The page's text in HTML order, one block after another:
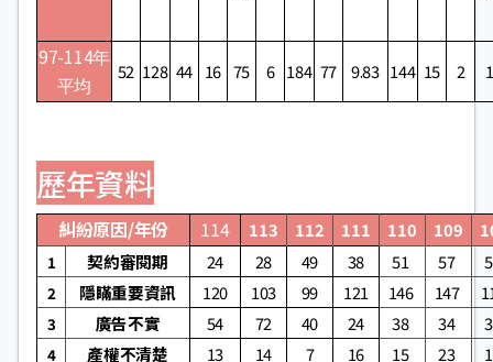
97-114年
平均
52 128 44 16 75 6 184 77 9.83 144 15 2 1
歷年資料
糾紛原因/年份 114 113 112 111 110 109
1 契約審閱期 24 28 49 38 51 57
2 隱瞞重要資訊 120 103 99 121 146 147
3 廣告不實 54 72 40 24 38 34
4 產權不清楚 13 14 7 16 15 23